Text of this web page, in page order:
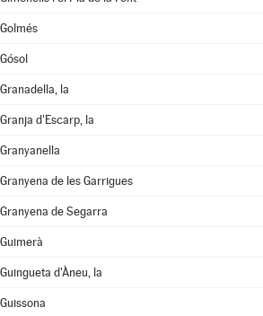
Golmés
Gósol
Granadella, la
Granja d'Escarp, la
Granyanella
Granyena de les Garrigues
Granyena de Segarra
Guimerà
Guingueta d'Àneu, la
Guissona